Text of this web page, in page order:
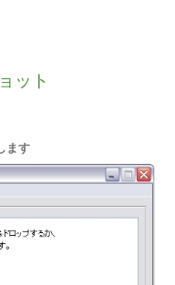
ット
ます